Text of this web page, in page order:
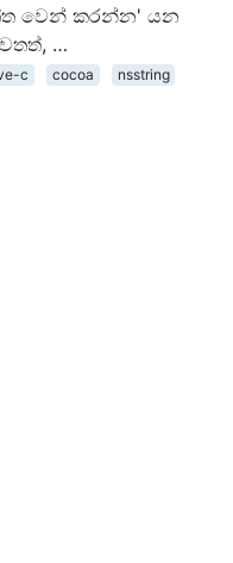
වෙන් කරන්න' යන
…
c cocoa
nsstring